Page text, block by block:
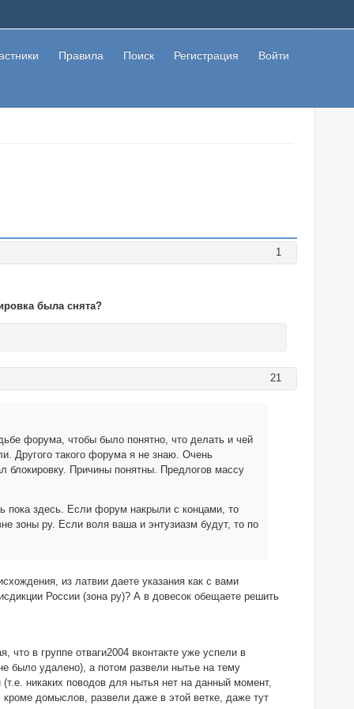
Правила Поиск Регистрация Войти
1
была снята?
21
форума, чтобы было понятно, что делать и чей
Другого такого форума я не знаю. Очень
блокировку. Причины понятны. Предлогов массу
пока здесь. Если форум накрыли с концами, то
зоны ру. Если воля ваша и энтузиазм будут, то по
из латвии даете указания как с вами
России (зона ру)? А в довесок обещаете решить
в группе отваги2004 вконтакте уже успели в
было удалено), а потом развели нытье на тему
никаких поводов для нытья нет на данный момент,
домыслов, развели даже в этой ветке, даже тут